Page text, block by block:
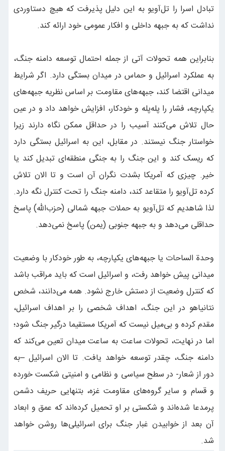
تبادل اسرا را تل‌آویو به این دلیل پذیرفت که هیچ دستاوردی
نداشت که به جبهه داخلی و افکار عمومی خود ارائه کند.
بنابراین همه تحولات آتی از جمله احتمال توسعه دامنه جنگ،
به عملکرد اسرائیل و حماس در میدان بستگی دارد. اگر شرایط
میدانی اقتضا کند، جبهه‌های مقاومت بر اساس نظریه جبهه‌های
یکپارچه، فشار را پله‌پله و خودکار، افزایش خواهد داد و در عین
حال تلاش می‌کنند آسیب را در حداقل ممکن نگاه دارند زیرا
خواستار جنگ نیستند. در مقابل، این به اسرائیل بستگی دارد
که ریسک کند و این جنگ را به جنگی منطقه‌ای تبدیل کند یا
خیر. چیزی که آمریکا بشدت نگران آن است و تا الان تلاش
کرده تل‌آویو را متقاعد کند، دامنه جنگ را تحت کنترل نگه دارد.
لذا شاهدیم که تل‌آویو به حملات جبهه شمالی (حزب‌الله) پاسخ
حداقلی می‌دهد و به جبهه جنوبی (یمن) پاسخ نمی‌دهد.
وحدة الساحات یا جبهه‌های یکپارچه، به طور خودکار با وضعیت
میدانی پیش خواهد رفت، و اسرائیل است که باید مراقب باشد
که کنترل وضعیت از دستش خارج نشود. همه می‌دانند، شخص
نتانیاهو در این جنگ، اهداف شخصی را بر اهداف اسرائیل،
مقدم کرده و بی‌میل نیست که آمریکا مستقیما درگیر جنگ شود؛
اما در نهایت، تحولات ساعت به ساعت میدان تعین می‌کند که
دامنه جنگ، چقدر توسعه خواهد یافت. تا الان اسرائیل –به
دور از شعار- در سطح سیاسی و نظامی و امنیتی شکست خورده
و قسام و سایر گروه‌های مقاومت غزه، بتنهایی حریف دشمن
پرمدعا شده‌اند و شکستی بر او تحمیل کرده‌اند که عمق و ابعاد
آن بعد از خوابیدن غبار جنگ برای اسرائیلی‌ها روشن خواهد
شد.